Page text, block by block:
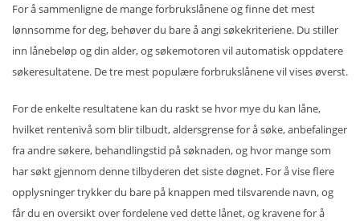
For å sammenligne de mange forbrukslånene og finne det mest
lønnsomme for deg, behøver du bare å angi søkekriteriene. Du stiller
inn lånebeløp og din alder, og søkemotoren vil automatisk oppdatere
søkeresultatene. De tre mest populære forbrukslånene vil vises øverst.
For de enkelte resultatene kan du raskt se hvor mye du kan låne,
hvilket rentenivå som blir tilbudt, aldersgrense for å søke, anbefalinger
fra andre søkere, behandlingstid på søknaden, og hvor mange som
har søkt gjennom denne tilbyderen det siste døgnet. For å vise flere
opplysninger trykker du bare på knappen med tilsvarende navn, og
får du en oversikt over fordelene ved dette lånet, og kravene for å